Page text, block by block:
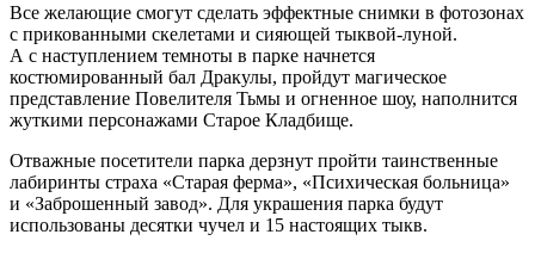
Все желающие смогут сделать эффектные снимки в фотозонах
с прикованными скелетами и сияющей тыквой-луной.
А с наступлением темноты в парке начнется
костюмированный бал Дракулы, пройдут магическое
представление Повелителя Тьмы и огненное шоу, наполнится
жуткими персонажами Старое Кладбище.
Отважные посетители парка дерзнут пройти таинственные
лабиринты страха «Старая ферма», «Психическая больница»
и «Заброшенный завод». Для украшения парка будут
использованы десятки чучел и 15 настоящих тыкв.